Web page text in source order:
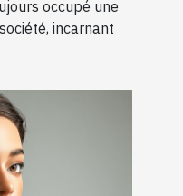
occupé une
incarnant